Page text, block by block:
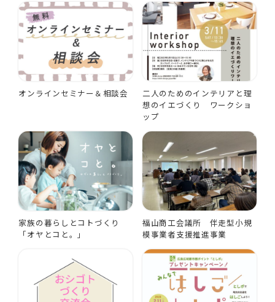
オンラインセミナー＆相談会
二人のためのインテリアと理
想のイエづくり ワークショ
ップ
家族の暮らしとコトづくり
「オヤとコと。」
福山商工会議所 伴走型小規
模事業者支援推進事業